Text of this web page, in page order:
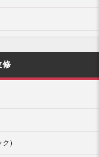
修
ク)